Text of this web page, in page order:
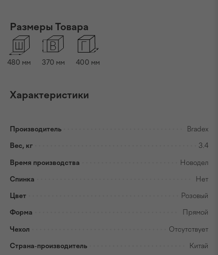
Размеры Товара
480 мм 370 мм 400 мм
Характеристики
Производитель Bradex
Вес, кг 3.4
Время производства Новодел
Спинка Нет
Цвет Розовый
Форма Прямой
Чехол Отсутствует
Страна-производитель Китай